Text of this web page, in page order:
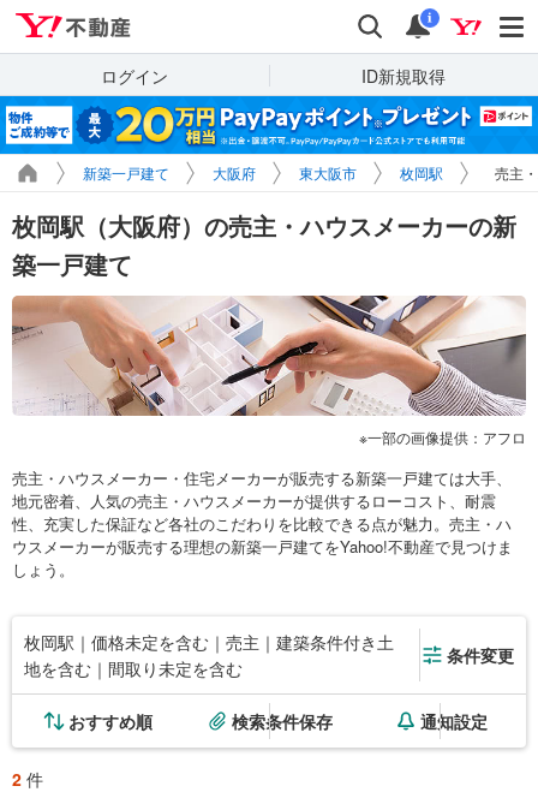
検索 通知
i
ログイン ID新規取得
新築一戸建て 大阪府 東大阪市 枚岡駅 売主
枚岡駅（大阪府）の売主・ハウスメーカーの新
築一戸建て
一部の画像提供：アフロ
売主・ハウスメーカー・住宅メーカーが販売する新築一戸建ては大手、
地元密着、人気の売主・ハウスメーカーが提供するローコスト、耐震
性、充実した保証など各社のこだわりを比較できる点が魅力。売主・ハ
ウスメーカーが販売する理想の新築一戸建てをYahoo!不動産で見つけま
しょう。
枚岡駅｜価格未定を含む｜売主｜建築条件付き土
地を含む｜間取り未定を含む
条件変更
おすすめ順 検索条件保存 通知設定
2 件